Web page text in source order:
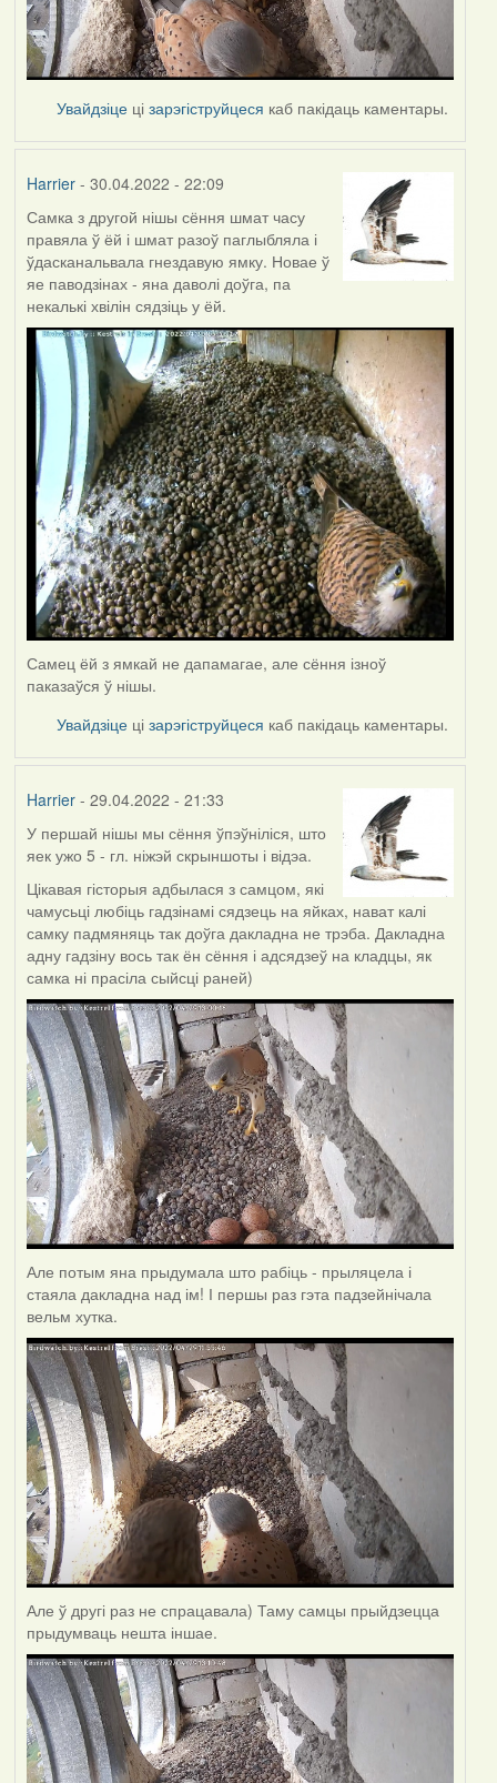
Увайдзіце цізарэгіструйцеся каб пакідаць каментары.
Harrier- 30.04.2022 - 22:09
Самка з другой нішы сёння шмат часу
правяла ў ёй і шмат разоў паглыбляла і
ўдасканальвала гнездавую ямку. Новае ў
яе паводзінах - яна даволі доўга, па
некалькі хвілін сядзіць у ёй.
Самец ёй з ямкай не дапамагае, але сёння ізноў
паказаўся ў нішы.
Увайдзіце цізарэгіструйцеся каб пакідаць каментары.
Harrier- 29.04.2022 - 21:33
У першай нішы мы сёння ўпэўніліся, што
яек ужо 5 - гл. ніжэй скрыншоты і відэа.
Цікавая гісторыя адбылася з самцом, які
чамусьці любіць гадзінамі сядзець на яйках, нават калі
самку падмяняць так доўга дакладна не трэба. Дакладна
адну гадзіну вось так ён сёння і адсядзеў на кладцы, як
самка ні прасіла сыйсці раней)
Але потым яна прыдумала што рабіць - прыляцела і
стаяла дакладна над ім! І першы раз гэта падзейнічала
вельм хутка.
Але ў другі раз не спрацавала) Таму самцы прыйдзецца
прыдумваць нешта іншае.